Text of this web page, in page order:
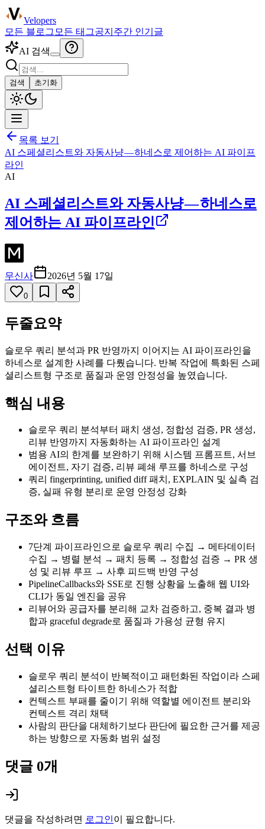
Velopers
모든 블로그 모든 태그공지 주간 인기글
AI 검색
검색 초기화
목록 보기
AI 스페셜리스트와 자동사냥 — 하네스로 제어하는 AI 파이프
라인
AI
AI 스페셜리스트와 자동사냥 — 하네스로
제어하는 AI 파이프라인
무신사 2026년 5월 17일
0
두줄요약
슬로우 쿼리 분석과 PR 반영까지 이어지는 AI 파이프라인을
하네스로 설계한 사례를 다뤘습니다. 반복 작업에 특화된 스페
셜리스트형 구조로 품질과 운영 안정성을 높였습니다.
핵심 내용
슬로우 쿼리 분석부터 패치 생성, 정합성 검증, PR 생성,
리뷰 반영까지 자동화하는 AI 파이프라인 설계
범용 AI의 한계를 보완하기 위해 시스템 프롬프트, 서브
에이전트, 자기 검증, 리뷰 폐쇄 루프를 하네스로 구성
쿼리 fingerprinting, unified diff 패치, EXPLAIN 및 실측 검
증, 실패 유형 분리로 운영 안정성 강화
구조와 흐름
7단계 파이프라인으로 슬로우 쿼리 수집 → 메타데이터
수집 → 병렬 분석 → 패치 등록 → 정합성 검증 → PR 생
성 및 리뷰 루프 → 사후 피드백 반영 구성
PipelineCallbacks와 SSE로 진행 상황을 노출해 웹 UI와
CLI가 동일 엔진을 공유
리뷰어와 공급자를 분리해 교차 검증하고, 중복 결과 병
합과 graceful degrade로 품질과 가용성 균형 유지
선택 이유
슬로우 쿼리 분석이 반복적이고 패턴화된 작업이라 스페
셜리스트형 타이트한 하네스가 적합
컨텍스트 부패를 줄이기 위해 역할별 에이전트 분리와
컨텍스트 격리 채택
사람의 판단을 대체하기보다 판단에 필요한 근거를 제공
하는 방향으로 자동화 범위 설정
댓글 0개
댓글을 작성하려면 로그인이 필요합니다.